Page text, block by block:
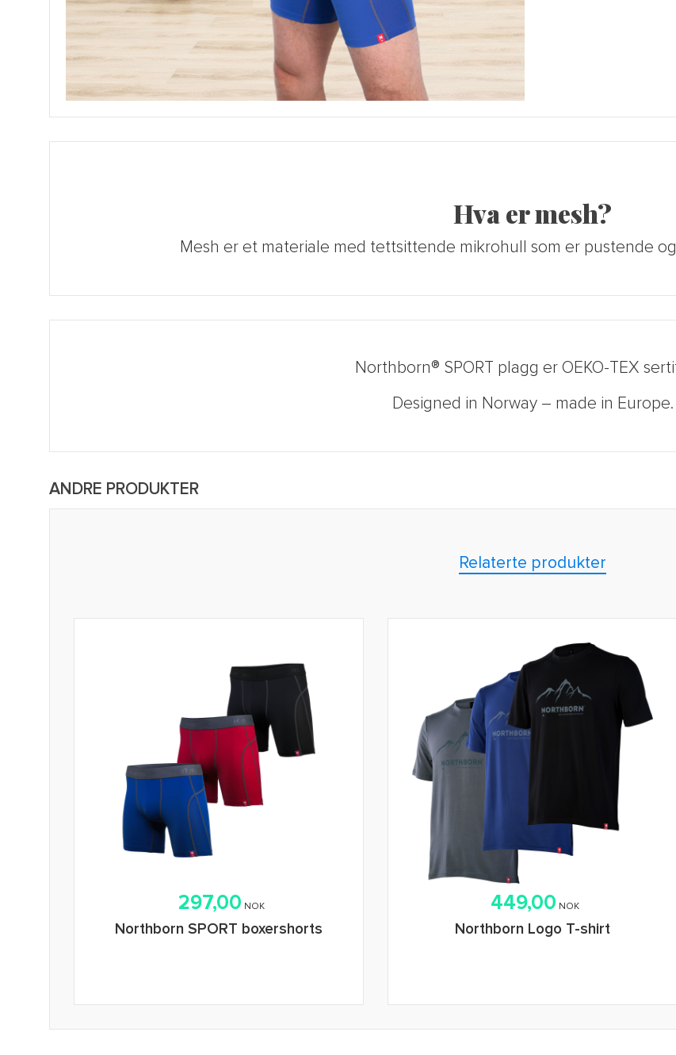
Hva er mesh?
Mesh er et materiale med tettsittende mikrohull som er pustende
Northborn® SPORT plagg er OEKO-TEX
Designed in Norway – made in Europe.
ANDRE PRODUKTER
Relaterte produkter
297,00 NOK
Northborn SPORT boxershorts
449,00 NOK
Northborn Logo T-shirt